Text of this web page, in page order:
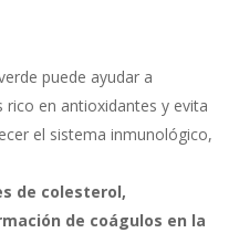
puede ayudar a
en antioxidantes y evita
el sistema inmunológico,
de colesterol,
de coágulos en la